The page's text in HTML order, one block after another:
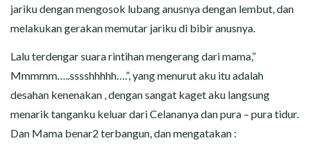
jariku dengan mengosok lubang anusnya dengan lembut, dan
melakukan gerakan memutar jariku di bibir anusnya.
Lalu terdengar suara rintihan mengerang dari mama,”
Mmmmm…..sssshhhhh….”, yang menurut aku itu adalah
desahan kenenakan , dengan sangat kaget aku langsung
menarik tanganku keluar dari Celananya dan pura – pura tidur.
Dan Mama benar2 terbangun, dan mengatakan :